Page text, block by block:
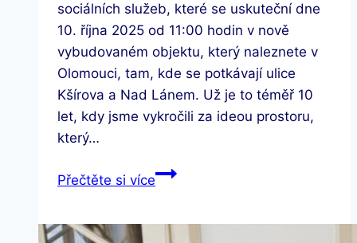
sociálních služeb, které se uskuteční dne
10. října 2025 od 11:00 hodin v nově
vybudovaném objektu, který naleznete v
Olomouci, tam, kde se potkávají ulice
Kšírova a Nad Lánem. Už je to téměř 10
let, kdy jsme vykročili za ideou prostoru,
který…
Přečtěte si vícePozvánka
Komunitního